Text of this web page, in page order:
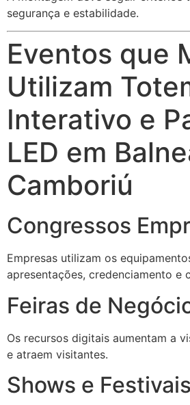
segurança e estabilidade.
Eventos que
Utilizam
Interativo e
LED em
Camboriú
Congressos
Empresas utilizam os
apresentações, credenciamento e
Feiras de
Os recursos digitais aumentam a
e atraem visitantes.
Shows e Festivais